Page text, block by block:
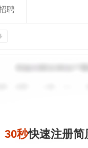
聘
30秒快速注册简